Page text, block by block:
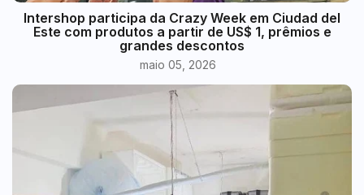
Intershop participa da Crazy Week em Ciudad del
Este com produtos a partir de US$ 1, prêmios e
grandes descontos
maio 05, 2026